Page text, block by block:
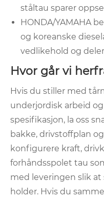
ståltau sparer
HONDA/YAMAHA
og koreanske
vedlikehold og
Hvor går vi
Hvis du stiller med
underjordisk arbeid
spesifikasjon, la oss
bakke, drivstoffplan
konfigurere kraft,
forhåndsspolet tau
med leveringen slik
holder. Hvis du